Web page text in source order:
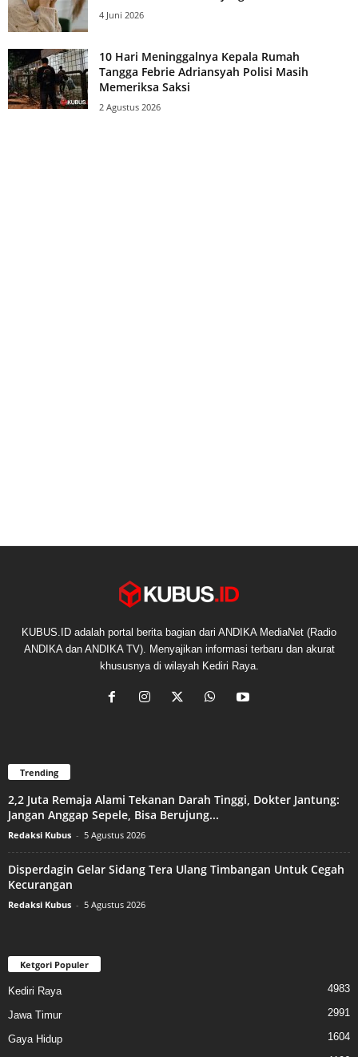
4 Juni 2026
10 Hari Meninggalnya Kepala Rumah
Tangga Febrie Adriansyah Polisi Masih
Memeriksa Saksi
2 Agustus 2026
KUBUS.ID adalah portal berita bagian dari ANDIKA MediaNet (Radio
ANDIKA dan ANDIKA TV). Menyajikan informasi terbaru dan akurat
khususnya di wilayah Kediri Raya.
Trending
2,2 Juta Remaja Alami Tekanan Darah Tinggi, Dokter Jantung:
Jangan Anggap Sepele, Bisa Berujung...
Redaksi Kubus - 5 Agustus 2026
Disperdagin Gelar Sidang Tera Ulang Timbangan Untuk Cegah
Kecurangan
Redaksi Kubus - 5 Agustus 2026
Ketgori Populer
Kediri Raya 4983
Jawa Timur 2991
Gaya Hidup 1604